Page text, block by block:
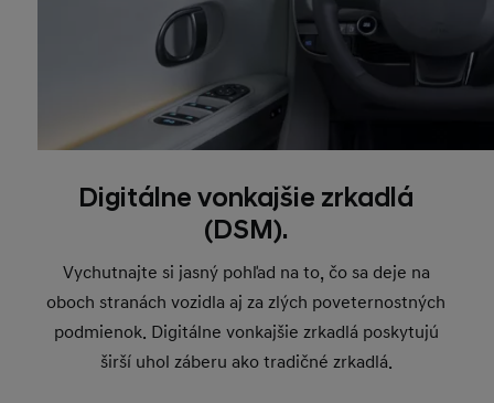
Digitálne vonkajšie zrkadlá
(DSM).
Vychutnajte si jasný pohľad na to, čo sa deje na
oboch stranách vozidla aj za zlých poveternostných
podmienok. Digitálne vonkajšie zrkadlá poskytujú
širší uhol záberu ako tradičné zrkadlá.